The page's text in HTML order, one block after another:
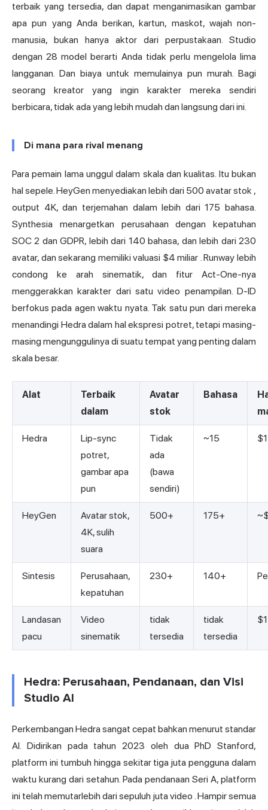
terbaik yang tersedia, dan dapat menganimasikan gambar
apa pun yang Anda berikan, kartun, maskot, wajah non-
manusia, bukan hanya aktor dari perpustakaan. Studio
dengan 28 model berarti Anda tidak perlu mengelola lima
langganan. Dan biaya untuk memulainya pun murah. Bagi
seorang kreator yang ingin karakter mereka sendiri
berbicara, tidak ada yang lebih mudah dan langsung dari ini.
Di mana para rival menang
Para pemain lama unggul dalam skala dan kualitas. Itu bukan
hal sepele. HeyGen menyediakan lebih dari 500 avatar stok ,
output 4K, dan terjemahan dalam lebih dari 175 bahasa.
Synthesia menargetkan perusahaan dengan kepatuhan
SOC 2 dan GDPR, lebih dari 140 bahasa, dan lebih dari 230
avatar, dan sekarang memilikivaluasi $4 miliar . Runway lebih
condong ke arah sinematik, dan fitur Act-One-nya
menggerakkan karakter dari satu video penampilan. D-ID
berfokus pada agen waktu nyata. Tak satu pun dari mereka
menandingi Hedra dalam hal ekspresi potret, tetapi masing-
masing mengunggulinya di suatu tempat yang penting dalam
skala besar.
Alat
Terbaik
dalam
Avatar
stok
Bahasa
Hedra
Lip-sync
potret,
gambar apa
pun
Tidak
ada
(bawa
sendiri)
~15
HeyGen
Avatar stok,
4K, sulih
suara
500+ 175+
Sintesis
Perusahaan,
kepatuhan
230+ 140+
Landasan
pacu
Video
sinematik
tidak
tersedia
tidak
tersedia
Hedra: Perusahaan, Pendanaan, dan Visi
Studio AI
Perkembangan Hedra sangat cepat bahkan menurut standar
AI. Didirikan pada tahun 2023 oleh dua PhD Stanford,
platform ini tumbuh hingga sekitar tiga juta pengguna dalam
waktu kurang dari setahun. Pada pendanaan Seri A, platform
ini telah memutarlebih dari sepuluh juta video . Hampir semua